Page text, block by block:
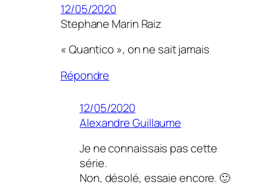
12/05/2020
Stephane Marin Raiz
« Quantico », on ne sait jamais
Répondre
12/05/2020
Alexandre Guillaume
Je ne connaissais pas cette
série.
Non, désolé, essaie encore. 🙂